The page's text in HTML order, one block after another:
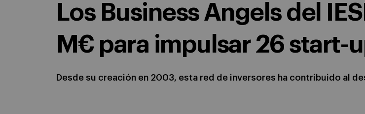
Los Business Angels del
M€ para impulsar 26 start-
Desde su creación en 2003, esta red de inversores ha contribuido al